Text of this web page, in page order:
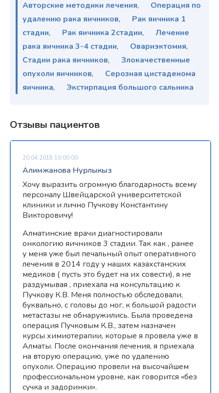
Авторские методики лечения,
Операция по
удалению рака яичников,
Рак яичника 1
стадии, Рак яичника 2стадии,
Лечение
рака яичника 3-4 стадии, Овариэктомия,
Стадии рака яичников,
Злокачественные
опухоли яичников,
Серозная цистаденома
яичника, Экстирпация большого сальника
Отзывы пациентов
20.04.2018 10:00:00
Алимжанова Нурлыкыз
Хочу выразить огромную благодарность всему
персоналу Швейцарской университетской
клиники и лично Пучкову Константину
Викторовичу!
Алматинские врачи диагностировали
онкологию яичников 3 стадии. Так как , ранее
у меня уже был печальный опыт оперативного
лечения в 2014 году у наших казахстанских
медиков ( пусть это будет на их совести), я не
раздумывая , приехала на консультацию к
Пучкову К.В. Меня полностью обследовали,
буквально, с головы до ног, к большой радости
метастазы не обнаружились. Была проведена
операция Пучковым К.В., затем назначен
курсы химиотерапии, которые я провела уже в
Алматы. После окончания лечения, я приехала
на вторую операцию, уже по удалению
опухоли. Операцию провели на высочайшем
профессиональном уровне, как говорится «без
сучка и задоринки».